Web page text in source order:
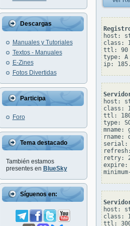
Descargas
Manuales y Tutoriales
Textos - Manuales
E-Zines
Fotos Divertidas
Participa
Foro
Tema destacado
También estamos
presentes en BlueSky
Síguenos en:
host:
class:
ttl: 90
type: A
host:
class:
ttl:
type:
rname:
serial:
retry:
expire:
host:
class:
ttl: